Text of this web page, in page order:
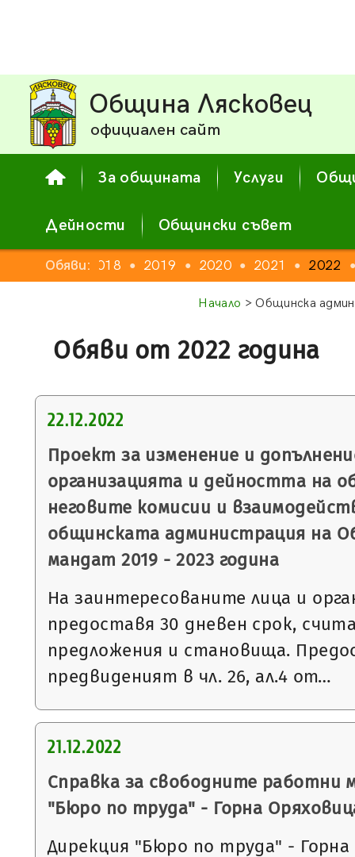
Община Лясковец
официален сайт
За общината Услуги
Дейности Общински съвет
Обяви:
2017 ● 2018 ● 2019 ● 2020 ● 2021 ● 2022 ●
Начало > Общинска
Обяви от 2022 година
22.12.2022
Проект за изменение и
организацията и дейността на
неговите комисии и
общинската администрация на
мандат 2019 - 2023 година
На заинтересованите лица и
предоставя 30 дневен срок,
предложения и становища.
предвиденият в чл. 26, ал.4 от…
21.12.2022
Справка за свободните работни
"Бюро по труда" - Горна
Дирекция "Бюро по труда" -